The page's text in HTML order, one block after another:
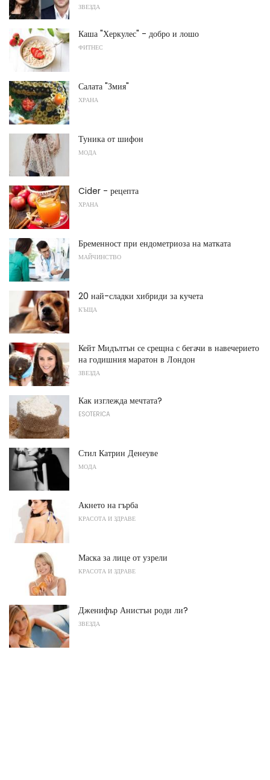
ЗВЕЗДА
Каша "Херкулес" - добро и лошо
ФИТНЕС
Салата "Змия"
ХРАНА
Туника от шифон
МОДА
Cider - рецепта
ХРАНА
Бременност при ендометриоза на матката
МАЙЧИНСТВО
20 най-сладки хибриди за кучета
КЪЩА
Кейт Мидълтън се срещна с бегачи в навечерието
на годишния маратон в Лондон
ЗВЕЗДА
Как изглежда мечтата?
ESOTERICA
Стил Катрин Денеуве
МОДА
Акнето на гърба
КРАСОТА И ЗДРАВЕ
Маска за лице от узрели
КРАСОТА И ЗДРАВЕ
Дженифър Анистън роди ли?
ЗВЕЗДА